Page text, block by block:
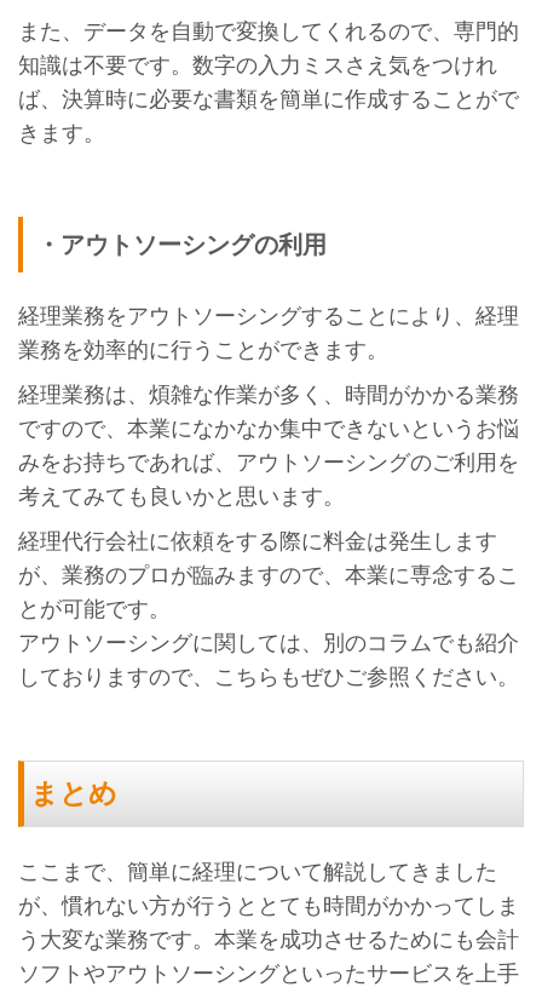
また、データを自動で変換してくれるので、専門的
知識は不要です。数字の入力ミスさえ気をつけれ
ば、決算時に必要な書類を簡単に作成することがで
きます。
・アウトソーシングの利用
経理業務をアウトソーシングすることにより、経理
業務を効率的に行うことができます。
経理業務は、煩雑な作業が多く、時間がかかる業務
ですので、本業になかなか集中できないというお悩
みをお持ちであれば、アウトソーシングのご利用を
考えてみても良いかと思います。
経理代行会社に依頼をする際に料金は発生します
が、業務のプロが臨みますので、本業に専念するこ
とが可能です。
アウトソーシングに関しては、別のコラムでも紹介
しておりますので、こちらもぜひご参照ください。
まとめ
ここまで、簡単に経理について解説してきました
が、慣れない方が行うととても時間がかかってしま
う大変な業務です。本業を成功させるためにも会計
ソフトやアウトソーシングといったサービスを上手